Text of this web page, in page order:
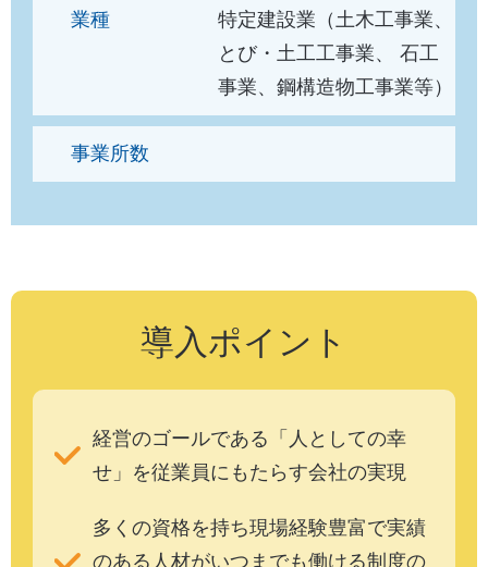
業種
特定建設業（土木工事業、
とび・土工工事業、 石工
事業、鋼構造物工事業等）
事業所数
導入ポイント
経営のゴールである「人としての幸
せ」を従業員にもたらす会社の実現
多くの資格を持ち現場経験豊富で実績
のある人材がいつまでも働ける制度の